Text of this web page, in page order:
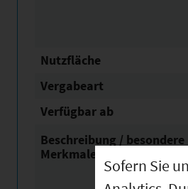
Nutzfläche
Vergabeart
Verfügbar ab
Beschreibung / besondere
Merkmale
Sofern Sie